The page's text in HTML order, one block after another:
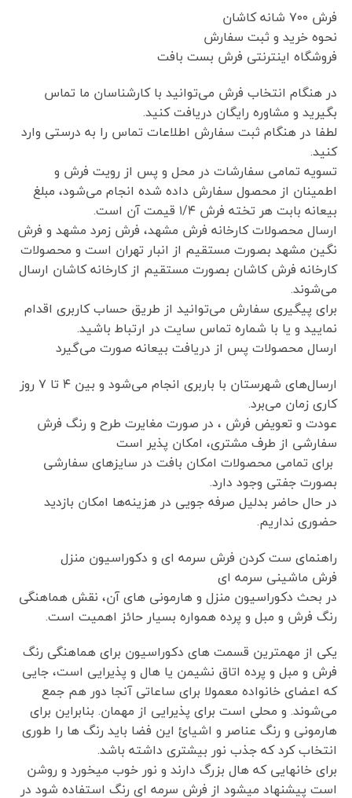
فرش ٧٠٠ شانه کاشان
نحوه خرید و ثبت سفارش
فروشگاه اینترنتی فرش بست بافت
در هنگام انتخاب فرش می‌توانید با کارشناسان ما تماس
بگیرید و مشاوره رایگان دریافت کنید.
لطفا در هنگام ثبت سفارش اطلاعات تماس را به درستی وارد
کنید.
تسویه تمامی سفارشات در محل و پس از رویت فرش و
اطمینان از محصول سفارش داده شده انجام می‌شود، مبلغ
بیعانه بابت هر تخته فرش ۱/۴ قیمت آن است.
ارسال محصولات کارخانه فرش مشهد، فرش زمرد مشهد و فرش
نگین مشهد بصورت مستقیم از انبار تهران است و محصولات
کارخانه فرش کاشان بصورت مستقیم از کارخانه کاشان ارسال
می‌شوند.
برای پیگیری سفارش می‌توانید از طریق حساب کاربری اقدام
نمایید و یا با شماره تماس سایت در ارتباط باشید.
ارسال محصولات پس از دریافت بیعانه صورت می‌گیرد
ارسال‌های شهرستان با باربری انجام می‌شود و بین ۴ تا ۷ روز
کاری زمان می‌برد.
عودت و تعویض فرش ، در صورت مغایرت طرح و رنگ فرش
سفارشی از طرف مشتری، امکان پذیر است
برای تمامی محصولات امکان بافت در سایزهای سفارشی
بصورت جفتی وجود دارد.
در حال حاضر بدلیل صرفه جویی در هزینه‌ها امکان بازدید
حضوری نداریم.
راهنمای ست کردن فرش سرمه ای و دکوراسیون منزل
فرش ماشینی سرمه ای
در بحث دکوراسیون منزل و هارمونی های آن، نقش هماهنگی
رنگ فرش و مبل و پرده همواره بسیار حائز اهمیت است.
یکی از مهمترین قسمت های دکوراسیون برای هماهنگی رنگ
فرش و مبل و پرده اتاق نشیمن یا هال و پذیرایی است، جایی
که اعضای خانواده معمولا برای ساعاتی آنجا دور هم جمع
می‌شوند. و محلی است برای پذیرایی از مهمان. بنابراین برای
هارمونی و رنگ عناصر و اشیائ این فضا باید رنگ ها را طوری
انتخاب کرد که جذب نور بیشتری داشته باشد.
برای خانهایی که هال بزرگ دارند و نور خوب میخورد و روشن
است پیشنهاد میشود از فرش سرمه ای رنگ استفاده شود در